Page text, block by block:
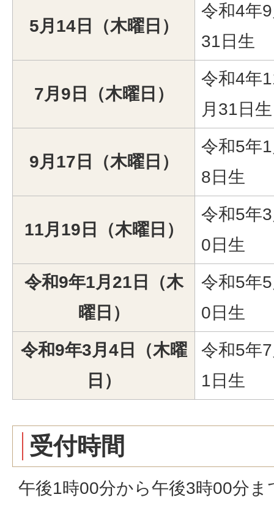
5月14日（木曜日）
令和4年
31日生
7月9日（木曜日）
令和4年
月31日生
9月17日（木曜日）
令和5年
8日生
11月19日（木曜日）
令和5年
0日生
令和9年1月21日（木
曜日）
令和5年
0日生
令和9年3月4日（木曜
日）
令和5年
1日生
受付時間
午後1時00分から午後3時00分ま